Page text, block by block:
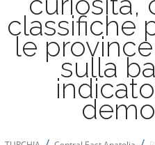
classifiche
le
sulla